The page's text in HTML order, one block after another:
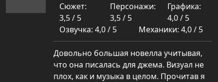
Сюжет:
3,5 / 5
Персонажи:
3,5 / 5
Графика:
4,0 / 5
Озвучка: 4,0 / 5
Механики: 4,0 / 5
Довольно большая новелла учитывая,
что она писалась для джема. Визуал не
плох, как и музыка в целом. Прочитав я